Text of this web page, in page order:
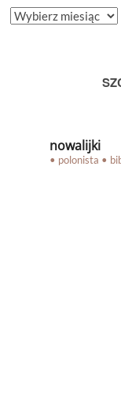
ARCHIWUM
nowalijki
• polonista •